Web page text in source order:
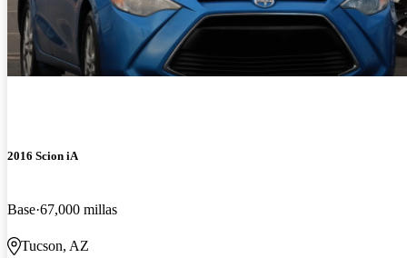
2016 Scion iA
Base 67,000 millas
Tucson, AZ